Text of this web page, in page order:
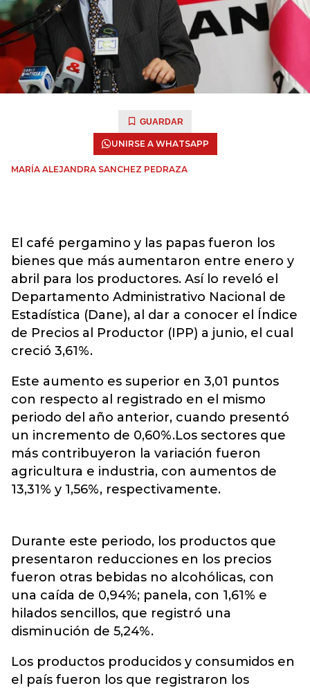
GUARDAR
UNIRSE A WHATSAPP
MARÍA ALEJANDRA SANCHEZ PEDRAZA
El café pergamino y las papas fueron los
bienes que más aumentaron entre enero y
abril para los productores. Así lo reveló el
Departamento Administrativo Nacional de
Estadística (Dane), al dar a conocer el Índice
de Precios al Productor (IPP) a junio, el cual
creció 3,61%.
Este aumento es superior en 3,01 puntos
con respecto al registrado en el mismo
periodo del año anterior, cuando presentó
un incremento de 0,60%.Los sectores que
más contribuyeron la variación fueron
agricultura e industria, con aumentos de
13,31% y 1,56%, respectivamente.
Durante este periodo, los productos que
presentaron reducciones en los precios
fueron otras bebidas no alcohólicas, con
una caída de 0,94%; panela, con 1,61% e
hilados sencillos, que registró una
disminución de 5,24%.
Los productos producidos y consumidos en
el país fueron los que registraron los